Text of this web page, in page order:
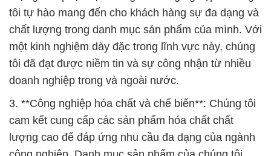
doanh nghiệp trong và ngoài nước.
3. **Công nghiệp hóa chất và chế biến**: Chúng tôi
cam kết cung cấp các sản phẩm hóa chất chất
lượng cao để đáp ứng nhu cầu đa dạng của ngành
công nghiệp. Danh mục sản phẩm của chúng tôi
bao gồm các loại hóa chất được ứng dụng trong xử
lý nước, chất tẩy rửa và chất phụ gia. Chất lượng
sản phẩm luôn được đặt lên hàng đầu, và chúng tôi
luôn đảm bảo rằng mọi sản phẩm đáp ứng các tiêu